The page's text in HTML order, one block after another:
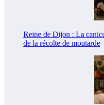
Reine de Dijon : La
de la récolte de moutarde